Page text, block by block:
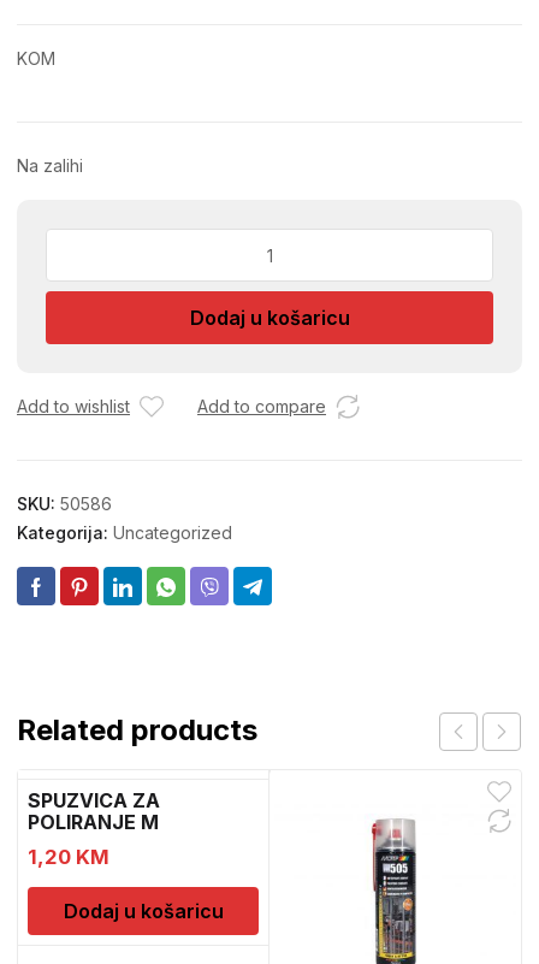
KOM
Na zalihi
8CM/594
Dodaj u košaricu
Add to wishlist Add to compare
SKU: 50586
Kategorija: Uncategorized
Related products
SPUZVICA ZA
POLIRANJE M
1,20 KM
Dodaj u košaricu